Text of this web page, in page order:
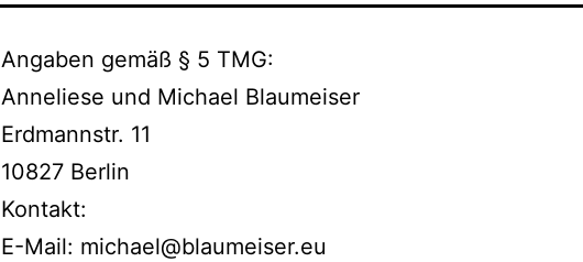
Angaben gemäß § 5 TMG:
Anneliese und Michael Blaumeiser
Erdmannstr. 11
10827 Berlin
Kontakt:
E-Mail: michael@blaumeiser.eu